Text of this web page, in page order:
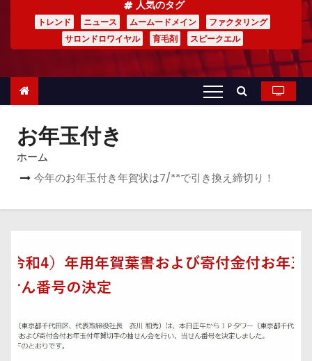
人気のタグ
トレンド ニュース ムームードメイン
ファクタリング
サロンドロワイヤル
育毛剤 スピークエル
お年玉付き
ホーム
今年のお年玉付き年賀状は7/**で引き換え締切り！